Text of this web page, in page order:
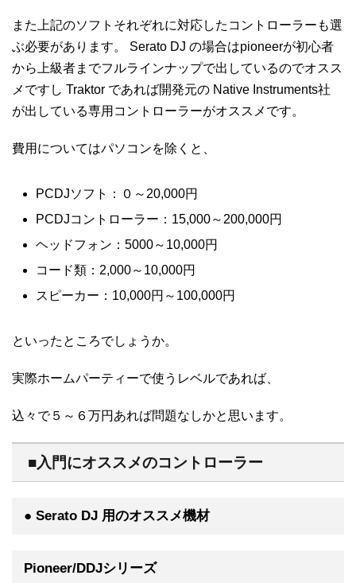
また上記のソフトそれぞれに対応したコントローラーも選
ぶ必要があります。 Serato DJ の場合はpioneerが初心者
から上級者までフルラインナップで出しているのでオスス
メですし Traktor であれば開発元の Native Instruments社
が出している専用コントローラーがオススメです。
費用についてはパソコンを除くと、
PCDJソフト：０～20,000円
PCDJコントローラー：15,000～200,000円
ヘッドフォン：5000～10,000円
コード類：2,000～10,000円
スピーカー：10,000円～100,000円
といったところでしょうか。
実際ホームパーティーで使うレベルであれば、
込々で５～６万円あれば問題なしかと思います。
■入門にオススメのコントローラー
● Serato DJ 用のオススメ機材
Pioneer/DDJシリーズ